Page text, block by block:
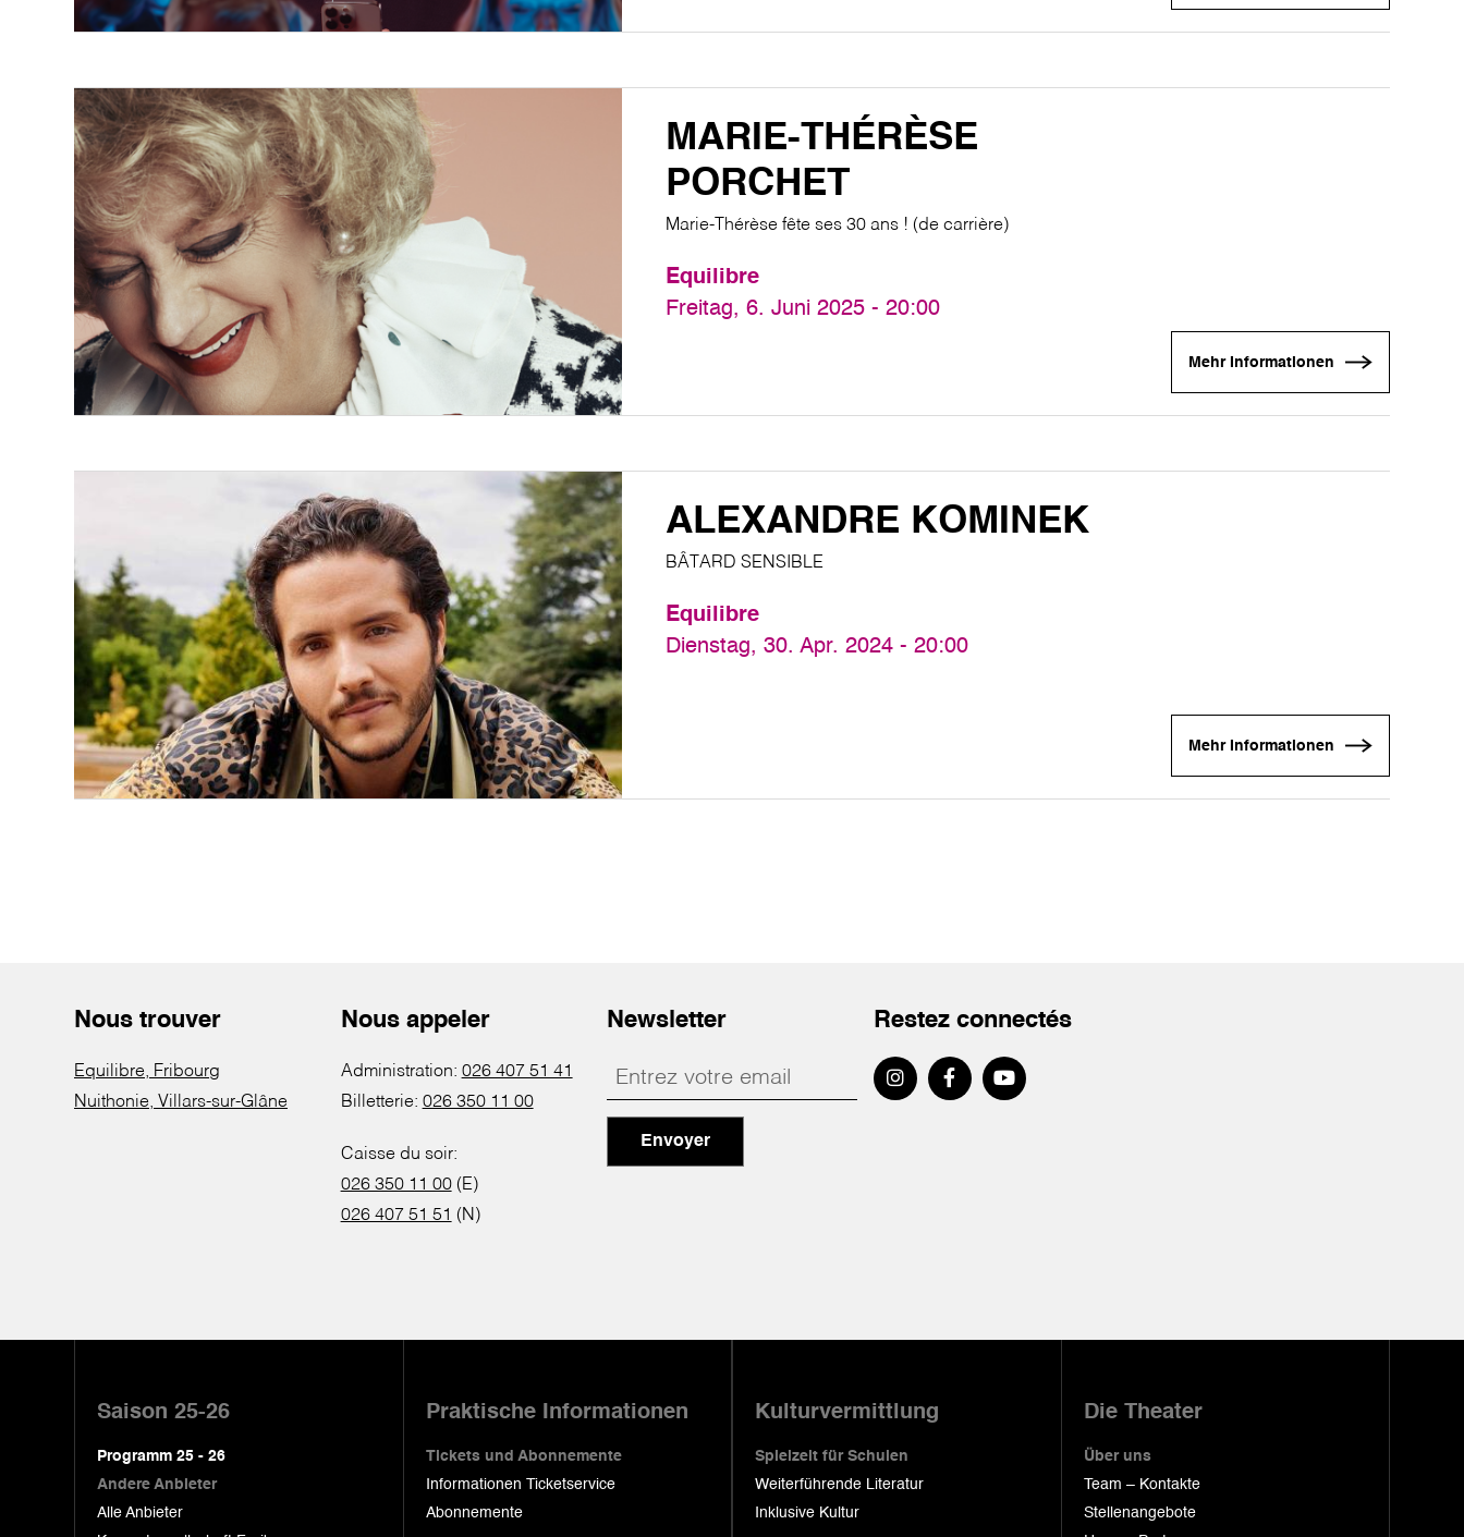
MARIE-THÉRÈSE
PORCHET
Marie-Thérèse fête ses 30 ans ! (de carrière)
Equilibre
Freitag, 6. Juni 2025 - 20:00
Mehr Informationen
ALEXANDRE KOMINEK
BÂTARD SENSIBLE
Equilibre
Dienstag, 30. Apr. 2024 - 20:00
Mehr Informationen
Nous trouver
Equilibre, Fribourg
Nuithonie, Villars-sur-Glâne
Nous appeler
Administration: 026 407 51 41
Billetterie: 026 350 11 00
Caisse du soir:
026 350 11 00(E)
026 407 51 51 (N)
Newsletter
Envoyer
Restez connectés
Saison 25-26
Programm 25 - 26
Andere Anbieter
Alle Anbieter
Praktische Informationen
Tickets und Abonnemente
Informationen Ticketservice
Abonnemente
Kulturvermittlung
Spielzeit für Schulen
Weiterführende Literatur
Inklusive Kultur
Die Theater
Über uns
Team – Kontakte
Stellenangebote